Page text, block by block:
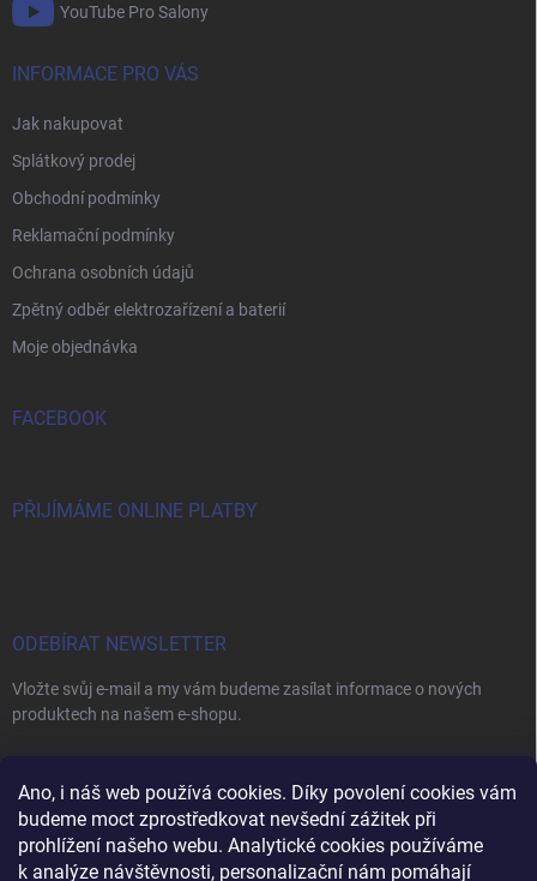
Ano, i náš web používá cookies. Díky povolení cookies vám
budeme moct zprostředkovat nevšední zážitek při
prohlížení našeho webu. Analytické cookies používáme
k analýze návštěvnosti, personalizační nám pomáhají
YouTube Pro Salony
INFORMACE PRO VÁS
Jak nakupovat
Splátkový prodej
Obchodní podmínky
Reklamační podmínky
Ochrana osobních údajů
Zpětný odběr elektrozařízení a baterií
Moje objednávka
FACEBOOK
PŘIJÍMÁME ONLINE PLATBY
ODEBÍRAT NEWSLETTER
Vložte svůj e-mail a my vám budeme zasílat informace o nových
produktech na našem e-shopu.
E-MAIL